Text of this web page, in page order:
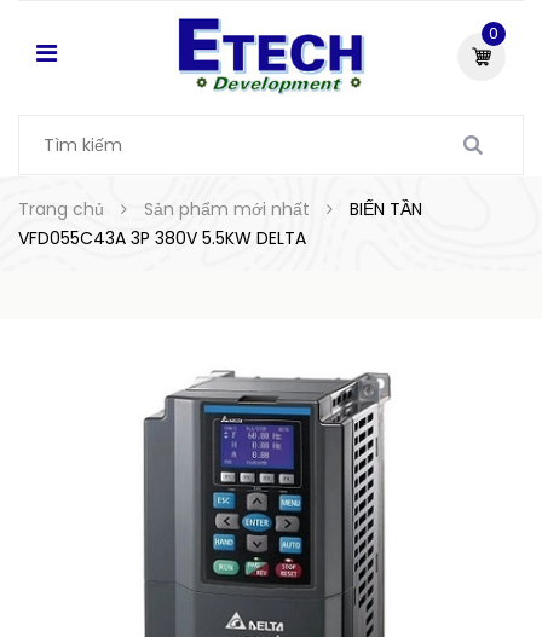
0
Trang chủ Sản phẩm mới nhất
BIẾN TẦN
VFD055C43A 3P 380V 5.5KW DELTA